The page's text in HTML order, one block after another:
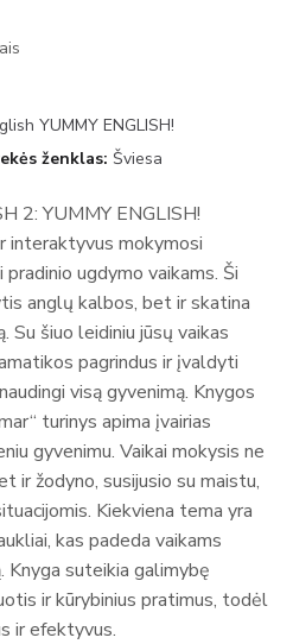
YUMMY ENGLISH!
ženklas Šviesa
2: YUMMY ENGLISH!
interaktyvus mokymosi
ugdymo vaikams. Ši
anglų kalbos, bet ir skatina
Su šiuo leidiniu jūsų vaikas
pagrindus ir įvaldyti
visą gyvenimą. Knygos
turinys apima įvairias
gyvenimu. Vaikai mokysis ne
ir žodyno, susijusio su maistu,
Kiekviena tema yra
kas padeda vaikams
Knyga suteikia galimybę
ir kūrybinius pratimus, todėl
ir efektyvus.